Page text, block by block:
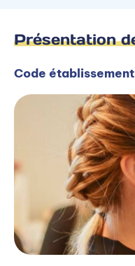
Présentation
Code